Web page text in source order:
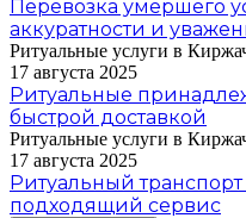
Перевозка умершего
аккуратности и
Ритуальные услуги в
17 августа 2025
Ритуальные
быстрой доставкой
Ритуальные услуги в
17 августа 2025
Ритуальный
подходящий сервис